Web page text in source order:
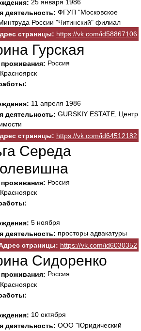
25 января 1986
деятельность: ФГУП "Московское
России "Читинский" филиал
страницы: https://vk.com/id58867106
Гурская
Россия
Красноярск
11 апреля 1986
деятельность: GURSKIY ESTATE, Центр
страницы: https://vk.com/id64512182
Середа
Россия
Красноярск
5 ноября
деятельность: просторы адвакатуры
страницы: https://vk.com/id6030352
Сидоренко
Россия
Красноярск
10 октября
деятельность: ООО "Юридический